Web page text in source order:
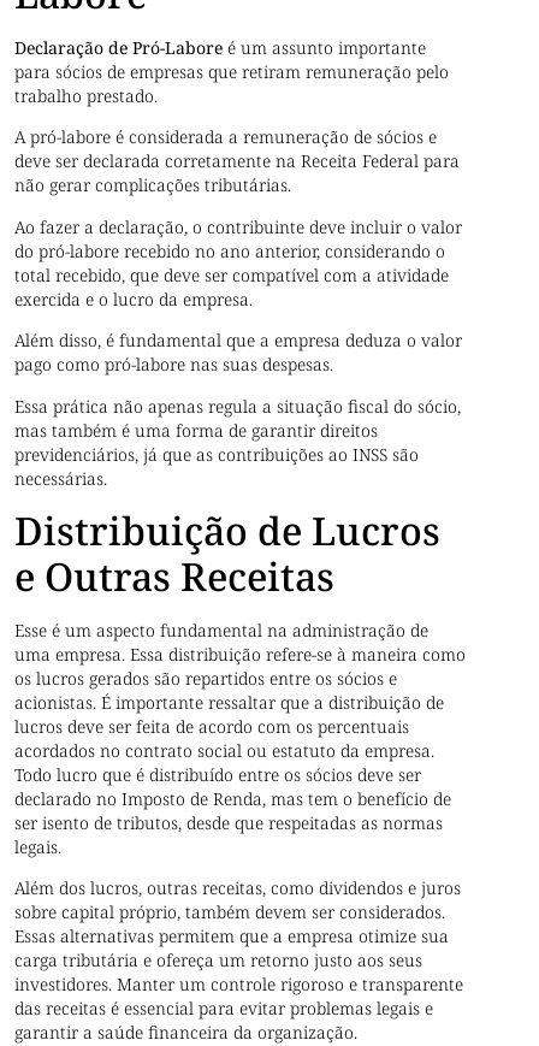
Declaração de Pró-Labore é um assunto importante
para sócios de empresas que retiram remuneração pelo
trabalho prestado.
A pró-labore é considerada a remuneração de sócios e
deve ser declarada corretamente na Receita Federal para
não gerar complicações tributárias.
Ao fazer a declaração, o contribuinte deve incluir o valor
do pró-labore recebido no ano anterior, considerando o
total recebido, que deve ser compatível com a atividade
exercida e o lucro da empresa.
Além disso, é fundamental que a empresa deduza o valor
pago como pró-labore nas suas despesas.
Essa prática não apenas regula a situação fiscal do sócio,
mas também é uma forma de garantir direitos
previdenciários, já que as contribuições ao INSS são
necessárias.
Distribuição de Lucros
e Outras Receitas
Esse é um aspecto fundamental na administração de
uma empresa. Essa distribuição refere-se à maneira como
os lucros gerados são repartidos entre os sócios e
acionistas. É importante ressaltar que a distribuição de
lucros deve ser feita de acordo com os percentuais
acordados no contrato social ou estatuto da empresa.
Todo lucro que é distribuído entre os sócios deve ser
declarado no Imposto de Renda, mas tem o benefício de
ser isento de tributos, desde que respeitadas as normas
legais.
Além dos lucros, outras receitas, como dividendos e juros
sobre capital próprio, também devem ser considerados.
Essas alternativas permitem que a empresa otimize sua
carga tributária e ofereça um retorno justo aos seus
investidores. Manter um controle rigoroso e transparente
das receitas é essencial para evitar problemas legais e
garantir a saúde financeira da organização.